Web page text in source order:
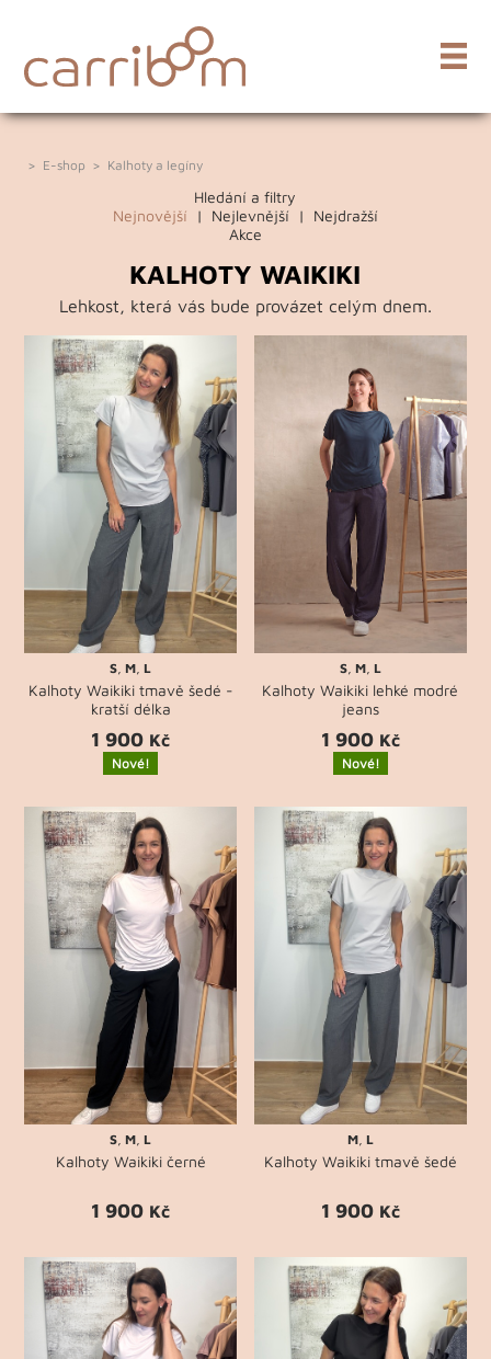
> E-shop > Kalhoty a legíny
Hledání a filtry
Nejnovější | Nejlevnější | Nejdražší
Akce
KALHOTY WAIKIKI
Lehkost, která vás bude provázet celým dnem.
S ,M ,L
Kalhoty Waikiki tmavě šedé -
kratší délka
1 900 Kč
Nové!
S, M, L
Kalhoty Waikiki lehké modré
jeans
1 900 Kč
Nové!
S ,M ,L
Kalhoty Waikiki černé
1 900 Kč
M, L
Kalhoty Waikiki tmavě šedé
1 900 Kč